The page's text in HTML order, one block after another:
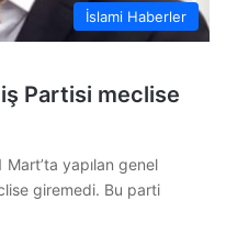
İslami Haberler
Partisi meclise
yapılan genel
giremedi. Bu parti